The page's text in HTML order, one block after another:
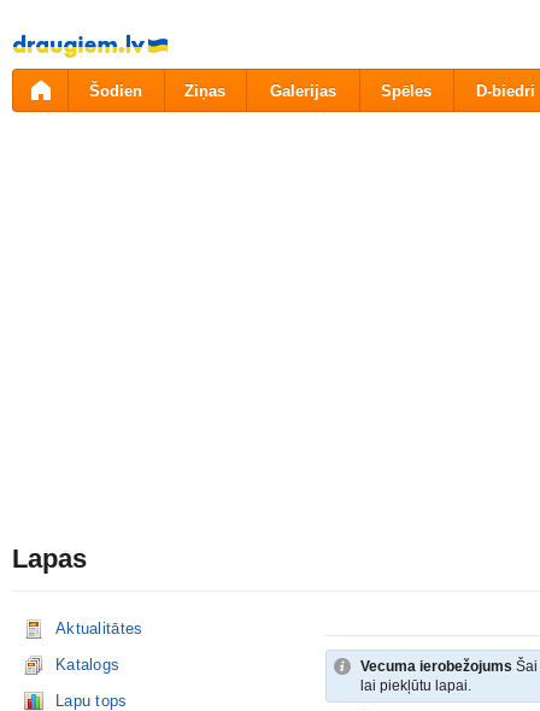
Pāriet
uz
saturu
Šodien Ziņas Galerijas Spēles D-biedri
Lapas
Aktualitātes
Katalogs
Lapu tops
Vecuma ierobežojums Šai
lai piekļūtu lapai.